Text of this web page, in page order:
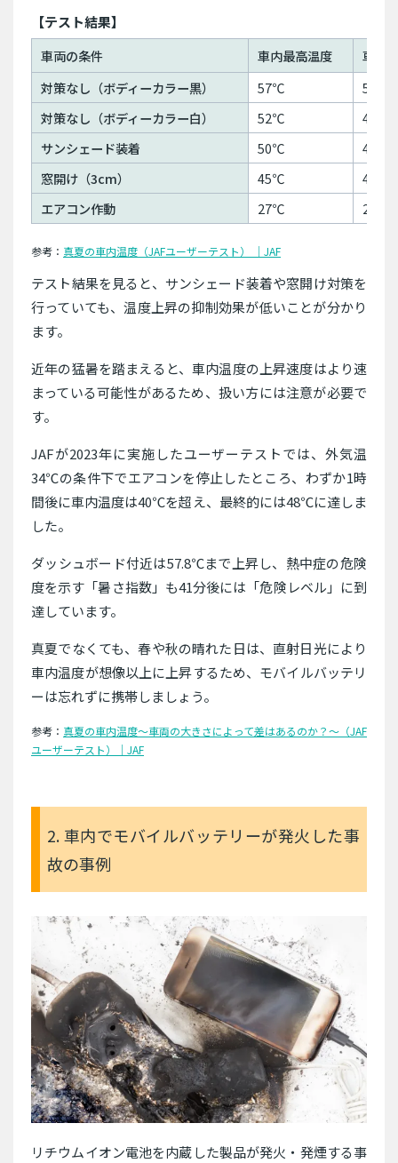
【テスト結果】
車両の条件
車内最高温度
車内
対策なし（ボディーカラー黒）
57℃
51℃
対策なし（ボディーカラー白）
52℃
47℃
サンシェード装着
50℃
45℃
窓開け（3cm）
45℃
42℃
エアコン作動
27℃ 26℃
参考： 真夏の車内温度（JAFユーザーテスト） ｜JAF
テスト結果を見ると、サンシェード装着や窓開け対策を
行っていても、温度上昇の抑制効果が低いことが分かり
ます。
近年の猛暑を踏まえると、車内温度の上昇速度はより速
まっている可能性があるため、扱い方には注意が必要で
す。
JAFが2023年に実施したユーザーテストでは、外気温
34℃の条件下でエアコンを停止したところ、わずか1時
間後に車内温度は40℃を超え、最終的には48℃に達しま
した。
ダッシュボード付近は57.8℃まで上昇し、熱中症の危険
度を示す「暑さ指数」も41分後には「危険レベル」に到
達しています。
真夏でなくても、春や秋の晴れた日は、直射日光により
車内温度が想像以上に上昇するため、モバイルバッテリ
ーは忘れずに携帯しましょう。
参考： 真夏の車内温度〜車両の大きさによって差はあるのか？～（JAF
ユーザーテスト）｜JAF
2. 車内でモバイルバッテリーが発火した事
故の事例
リチウムイオン電池を内蔵した製品が発火・発煙する事